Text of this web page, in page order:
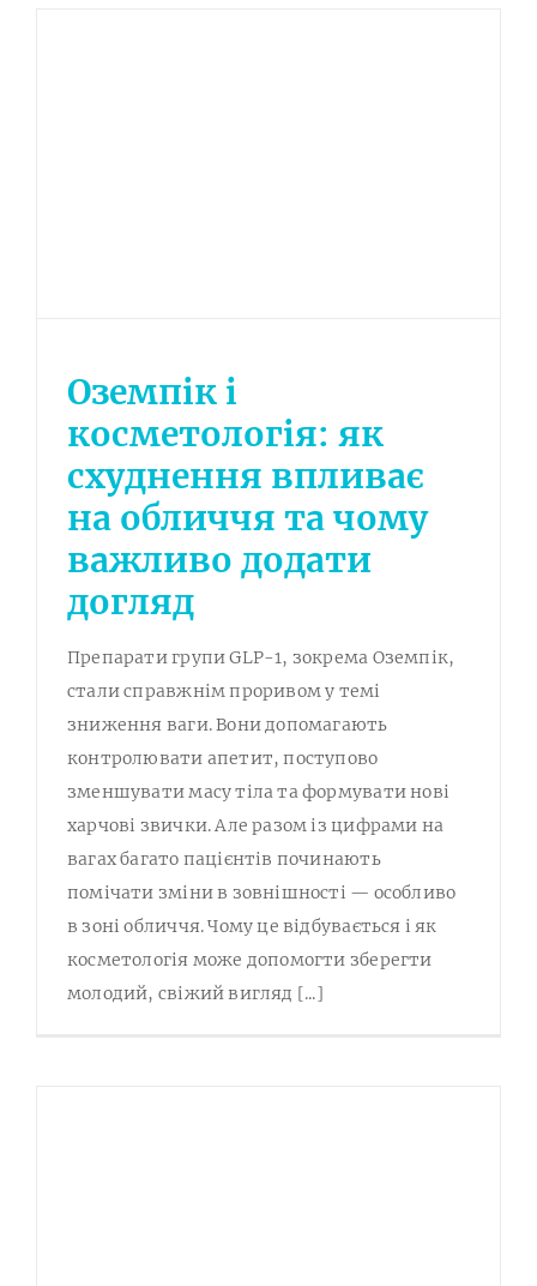
Оземпік і
косметологія: як
схуднення впливає
на обличчя та чому
важливо додати
догляд
Препарати групи GLP-1, зокрема Оземпік,
стали справжнім проривом у темі
зниження ваги. Вони допомагають
контролювати апетит, поступово
зменшувати масу тіла та формувати нові
харчові звички. Але разом із цифрами на
вагах багато пацієнтів починають
помічати зміни в зовнішності — особливо
в зоні обличчя. Чому це відбувається і як
косметологія може допомогти зберегти
молодий, свіжий вигляд [...]